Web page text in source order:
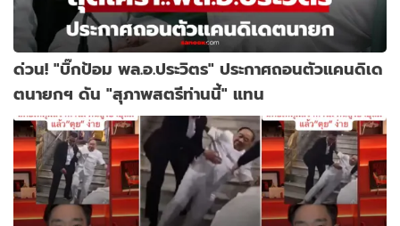
ด่วน! "บิ๊กป้อม พล.อ.ประวิตร" ประกาศถอนตัวแคนดิเด
ตนายกฯ ดัน "สุภาพสตรีท่านนี้" แทน